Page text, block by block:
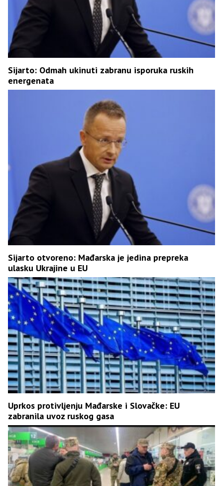
Sijarto: Odmah ukinuti zabranu isporuka ruskih
energenata
Sijarto otvoreno: Mađarska je jedina prepreka
ulasku Ukrajine u EU
Uprkos protivljenju Mađarske i Slovačke: EU
zabranila uvoz ruskog gasa